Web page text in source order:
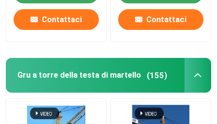
Contattaci Contattaci
Gru a torre della testa di martello (155)